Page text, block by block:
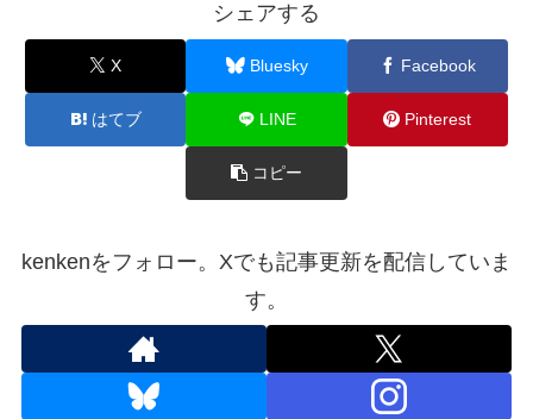
シェアする
X Bluesky Facebook
はてブ LINE Pinterest
コピー
kenkenをフォロー。Xでも記事更新を配信していま
す。